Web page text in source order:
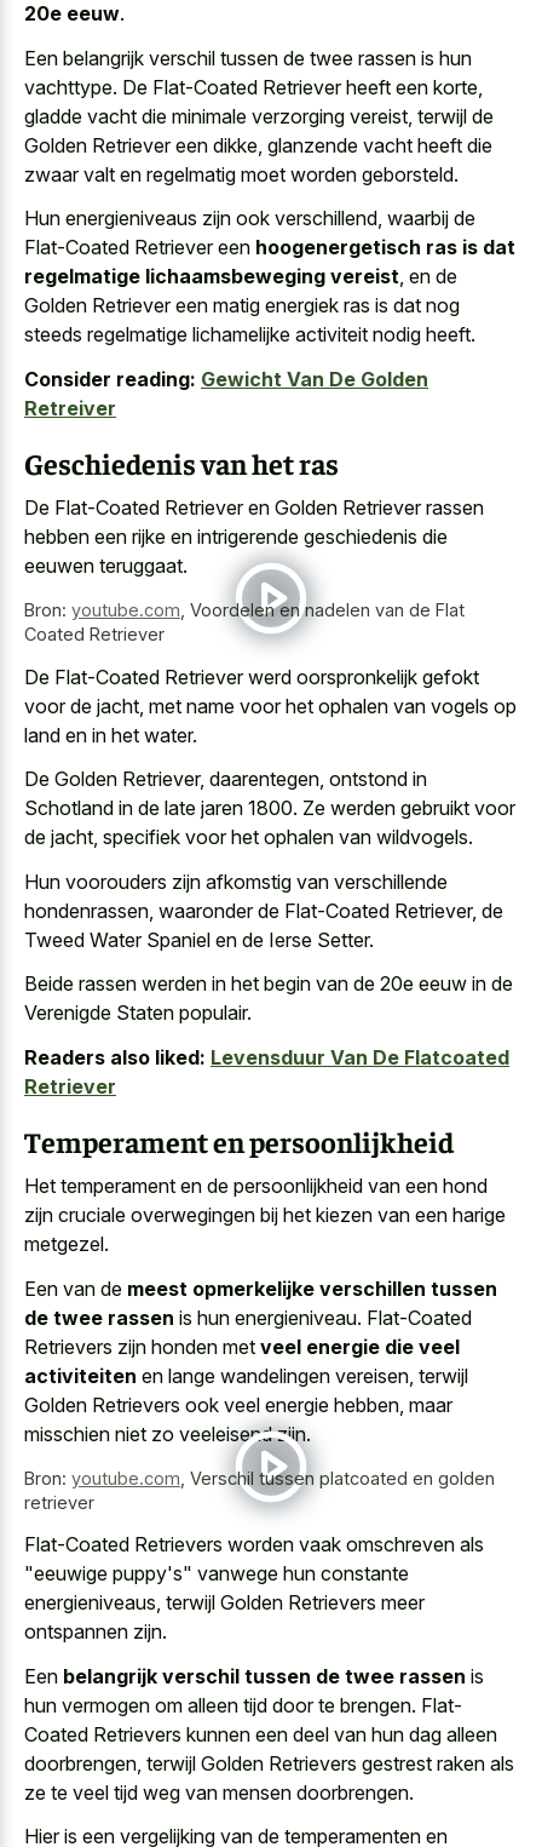
20e eeuw.
Een belangrijk verschil tussen de twee rassen is hun
vachttype. De Flat-Coated Retriever heeft een korte,
gladde vacht die minimale verzorging vereist, terwijl de
Golden Retriever een dikke, glanzende vacht heeft die
zwaar valt en regelmatig moet worden geborsteld.
Hun energieniveaus zijn ook verschillend, waarbij de
Flat-Coated Retriever een hoogenergetisch ras is dat
regelmatige lichaamsbeweging vereist, en de
Golden Retriever een matig energiek ras is dat nog
steeds regelmatige lichamelijke activiteit nodig heeft.
Consider reading: Gewicht Van De Golden
Retreiver
Geschiedenis van het ras
De Flat-Coated Retriever en Golden Retriever rassen
hebben een rijke en intrigerende geschiedenis die
eeuwen teruggaat.
Bron: youtube.com Voordelen en nadelen van de Flat
Coated Retriever
De Flat-Coated Retriever werd oorspronkelijk gefokt
voor de jacht, met name voor het ophalen van vogels op
land en in het water.
De Golden Retriever, daarentegen, ontstond in
Schotland in de late jaren 1800. Ze werden gebruikt voor
de jacht, specifiek voor het ophalen van wildvogels.
Hun voorouders zijn afkomstig van verschillende
hondenrassen, waaronder de Flat-Coated Retriever, de
Tweed Water Spaniel en de Ierse Setter.
Beide rassen werden in het begin van de 20e eeuw in de
Verenigde Staten populair.
Readers also liked: Levensduur Van De Flatcoated
Retriever
Temperament en persoonlijkheid
Het temperament en de persoonlijkheid van een hond
zijn cruciale overwegingen bij het kiezen van een harige
metgezel.
Een van de meest opmerkelijke verschillen tussen
de twee rassen is hun energieniveau. Flat-Coated
Retrievers zijn honden met veel energie die veel
activiteiten en lange wandelingen vereisen, terwijl
Golden Retrievers ook veel energie hebben, maar
misschien niet zo veeleisend zijn.
Bron: youtube.com Verschil tussen platcoated en golden
retriever
Flat-Coated Retrievers worden vaak omschreven als
"eeuwige puppy's" vanwege hun constante
energieniveaus, terwijl Golden Retrievers meer
ontspannen zijn.
Een belangrijk verschil tussen de twee rassen is
hun vermogen om alleen tijd door te brengen. Flat-
Coated Retrievers kunnen een deel van hun dag alleen
doorbrengen, terwijl Golden Retrievers gestrest raken als
ze te veel tijd weg van mensen doorbrengen.
Hier is een vergelijking van de temperamenten en